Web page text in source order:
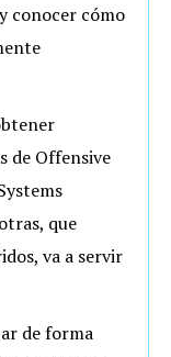
conocer cómo
de Offensive
que
va a servir
de forma